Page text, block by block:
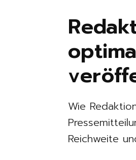
Wie
Reichweite